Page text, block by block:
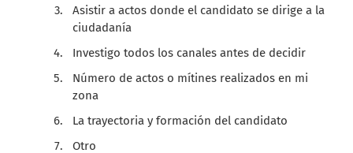
Asistir a actos donde el candidato se dirige a la
ciudadanía
Investigo todos los canales antes de decidir
Número de actos o mítines realizados en mi
zona
La trayectoria y formación del candidato
Otro